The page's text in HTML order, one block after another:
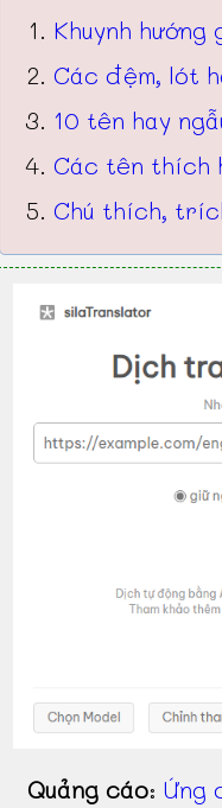
Khuynh
Các đệm, lót
10 tên hay
Các tên thích
Chú thích,
Quảng cáo: Ứng